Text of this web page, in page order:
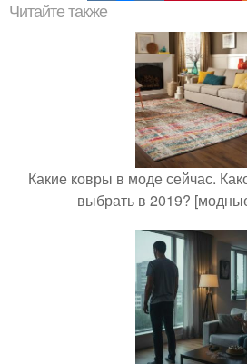
Читайте также
Какие ковры в моде сейчас.
выбрать в 2019?